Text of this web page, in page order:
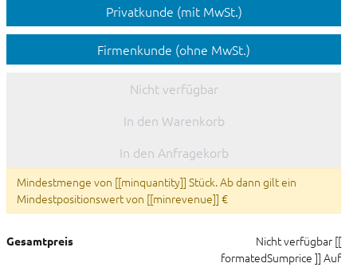
Privatkunde (mit MwSt.)
Firmenkunde (ohne MwSt.)
Nicht verfügbar
In den Warenkorb
In den Anfragekorb
Mindestmenge von [[minquantity]] Stück. Ab dann gilt ein
Mindestpositionswert von [[minrevenue]] €
Gesamtpreis Nicht verfügbar [[
formatedSumprice ]] Auf